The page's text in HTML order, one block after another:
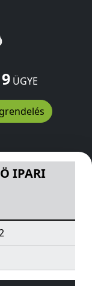
ÜGYE
Vig u 32
IPARI